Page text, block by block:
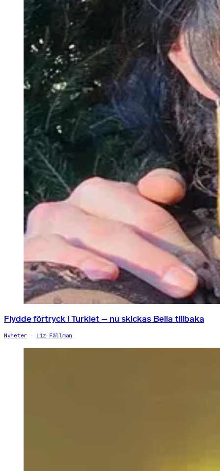
Flydde förtryck i Turkiet – nu skickas Bella tillbaka
Nyheter Liz Fällman